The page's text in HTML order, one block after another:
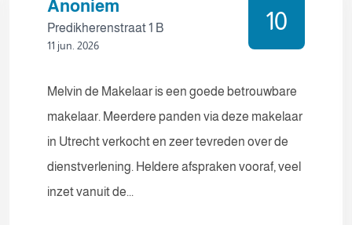
Anoniem
Predikherenstraat 1 B
11 jun. 2026
10
Melvin de Makelaar is een goede betrouwbare
makelaar. Meerdere panden via deze makelaar
in Utrecht verkocht en zeer tevreden over de
dienstverlening. Heldere afspraken vooraf, veel
inzet vanuit de...